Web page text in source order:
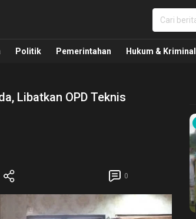
Hukum Kriminal dan Nasional
Politik Pemerintahan Hukum & Kriminal
Libatkan OPD Teknis
0